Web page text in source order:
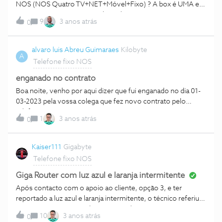
NOS (NOS Quatro TV+NET+Móvel+Fixo) ? A box é UMA e o
router TG2492NO, Muito Obrigado, Cumprimentos,
0
9 3 anos atrás
A
alvaro luis Abreu Guimaraes Kilobyte
Telefone fixo NOS
enganado no contrato
Boa noite, venho por aqui dizer que fui enganado no dia 01-
03-2023 pela vossa colega que fez novo contrato pelo
telefone prometeu-me que não iria ter mais custos com o
roming e agora cobram só porque que queria cancelar o
contrato e ficar fidelizado 2 anos . Fazem as gravações mas
não tenho o direito há gravação para defender . Tristeza e
com uma raiva a vocês que não tenho palavras.
0 1 3 anos atrás
Kaiser111 Gigabyte
Telefone fixo NOS
Giga Router com luz azul e laranja intermitente
Após contacto com o apoio ao cliente, opção 3, e ter
reportado a luz azul e laranja intermitente, o técnico referiu
que não encontrou nenhuma anomalia no router e que iria
ser ultrapassado o problema mais dia menos dia. Contudo
0 10 3 anos atrás